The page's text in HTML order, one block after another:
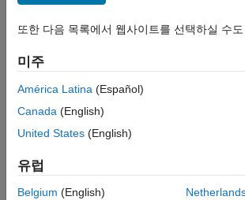
또한 다음 목록에서 웹사이트를 선택하실 수
미주
América Latina (Español)
Canada (English)
United States (English)
유럽
Belgium (English)